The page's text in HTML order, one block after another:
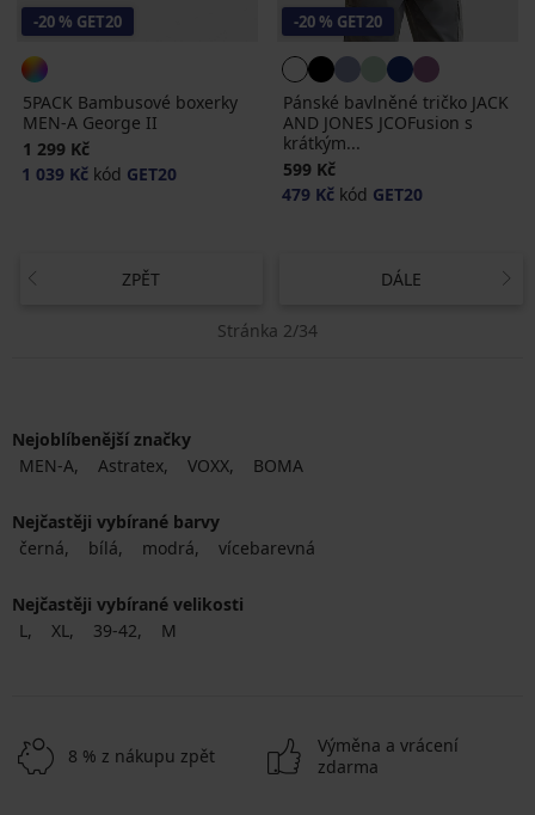
-20 % GET20
5PACK Bambusové boxerky
MEN-A George II
1 299 Kč
1 039 Kč kód GET20
-20 % GET20
Pánské bavlněné tričko JACK
AND JONES JCOFusion s
krátkým...
599 Kč
479 Kč kód GET20
ZPĚT DÁLE
Stránka 2/34
Nejoblíbenější značky
MEN-A
Astratex VOXX BOMA
Nejčastěji vybírané barvy
černá
bílá modrá vícebarevná
Nejčastěji vybírané velikosti
L
XL 39-42 M
8 % z nákupu zpět
Výměna a vrácení
zdarma